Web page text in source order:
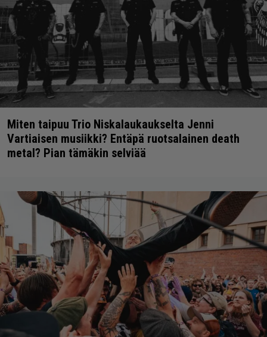
Miten taipuu Trio Niskalaukaukselta Jenni
Vartiaisen musiikki? Entäpä ruotsalainen death
metal? Pian tämäkin selviää